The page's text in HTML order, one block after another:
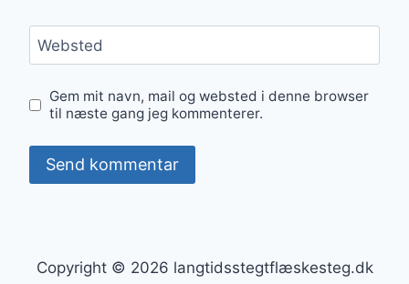
Websted
Gem mit navn, mail og websted i denne browser
til næste gang jeg kommenterer.
Copyright © 2026 langtidsstegtflæskesteg.dk